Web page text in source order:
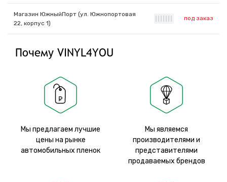
Магазин ЮжныйПорт (ул. Южнопортовая
22, корпус 1)
под заказ
Почему VINYL4YOU
Мы предлагаем лучшие
цены на рынке
автомобильных пленок
Мы являемся
производителями и
представителями
продаваемых брендов